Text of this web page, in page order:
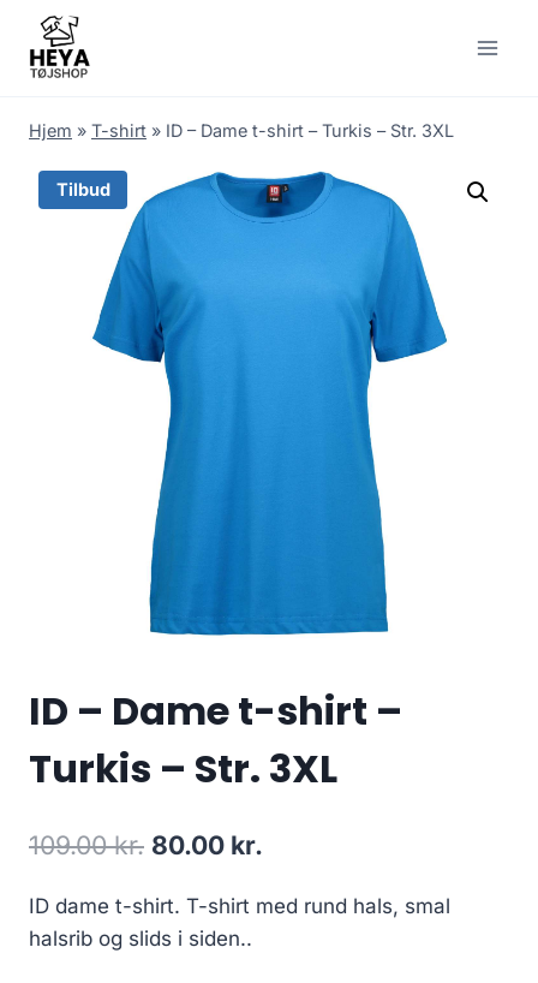
content
Hjem » T-shirt » ID – Dame t-shirt – Turkis – Str. 3XL
Tilbud
ID – Dame t-shirt –
Turkis – Str. 3XL
109.00kr. Original
was:
80.00 kr.
is:
ID dame t-shirt. T-shirt med rund hals, smal
halsrib og slids i siden..